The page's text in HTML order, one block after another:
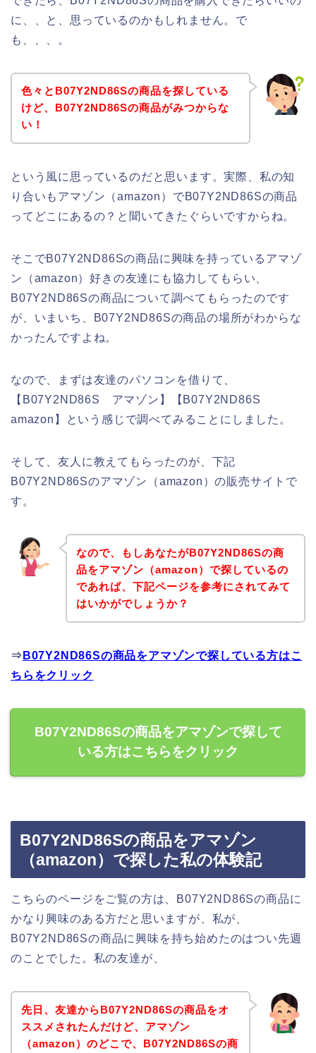
に、、と、思っているのかもしれません。で
も、、、。
色々とB07Y2ND86Sの商品を探している
けど、B07Y2ND86Sの商品がみつからな
い！
という風に思っているのだと思います。実際、私の知
り合いもアマゾン（amazon）でB07Y2ND86Sの商品
ってどこにあるの？と聞いてきたぐらいですからね。
そこでB07Y2ND86Sの商品に興味を持っているアマゾ
ン（amazon）好きの友達にも協力してもらい、
B07Y2ND86Sの商品について調べてもらったのです
が、いまいち、B07Y2ND86Sの商品の場所がわからな
かったんですよね。
なので、まずは友達のパソコンを借りて、
【B07Y2ND86S アマゾン】【B07Y2ND86S
amazon】という感じで調べてみることにしました。
そして、友人に教えてもらったのが、下記
B07Y2ND86Sのアマゾン（amazon）の販売サイトで
す。
なので、もしあなたがB07Y2ND86Sの商
品をアマゾン（amazon）で探しているの
であれば、下記ページを参考にされてみて
はいかがでしょうか？
⇒ B07Y2ND86Sの商品をアマゾンで探している方はこ
ちらをクリック
B07Y2ND86Sの商品をアマゾンで探して
いる方はこちらをクリック
B07Y2ND86Sの商品をアマゾン
（amazon）で探した私の体験記
こちらのページをご覧の方は、B07Y2ND86Sの商品に
かなり興味のある方だと思いますが、私が、
B07Y2ND86Sの商品に興味を持ち始めたのはつい先週
のことでした。私の友達が、
先日、友達からB07Y2ND86Sの商品をオ
ススメされたんだけど、アマゾン
（amazon）のどこで、B07Y2ND86Sの商